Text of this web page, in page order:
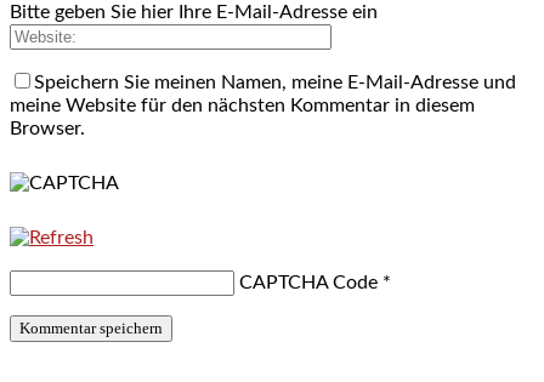
Bitte geben Sie hier Ihre E-Mail-Adresse ein
Speichern Sie meinen Namen, meine E-Mail-Adresse und
meine Website für den nächsten Kommentar in diesem
Browser.
CAPTCHA Code *